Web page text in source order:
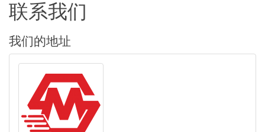
联系我们
我们的地址